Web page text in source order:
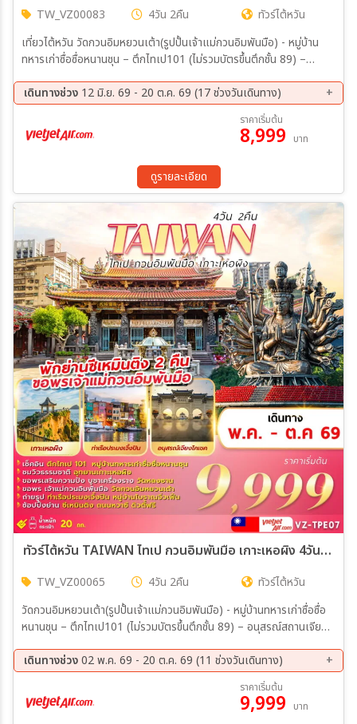
TW_VZ00083 4วัน 2คืน
ทัวร์ไต้หวัน
เที่ยวไต้หวัน วัดกวนอิมหยวนเต้า(รูปปั้นเจ้าแม่กวนอิมพันมือ) - หมู่บ้าน
ทหารเก่าซื่อซื่อหนานชุน – ตึกไทเป101 (ไม่รวมบัตรขึ้นตึกชั้น 89) –
หมู่บ้านโบราณจิ่วเฟิน - อุทยานเกาะเหอผิง(รวมค่าเข้าชม) - หมู่บ้านประมง
เจิ้งปิน – ซีเหมินติง
เดินทางช่วง 12 มิ.ย. 69 - 20 ต.ค. 69 (17 ช่วงวันเดินทาง)
13 ส.ค. 69 - 16 ส.ค. 69
20 ส.ค. 69 - 23 ส.ค. 69
21 ส.ค. 69 - 24 ส.ค. 69
04 ก.ย. 69 - 07 ก.ย. 69
11 ก.ย. 69 - 14 ก.ย. 69
18 ก.ย. 69 - 21 ก.ย. 69
26 ก.ย. 69 - 29 ก.ย. 69
01 ต.ค. 69 - 04 ต.ค. 69
09 ต.ค. 69 - 12 ต.ค. 69
10 ต.ค. 69 - 13 ต.ค. 69
15 ต.ค. 69 - 18 ต.ค. 69
17 ต.ค. 69 - 20 ต.ค. 69
ราคาเริ่มต้น
8,999 บาท
ดูรายละเอียด
ทัวร์ไต้หวัน TAIWAN ไทเป กวนอิมพันมือ เกาะเหอผิง 4วัน 2คืน (VZ)
TW_VZ00065 4วัน 2คืน
ทัวร์ไต้หวัน
วัดกวนอิมหยวนเต้า(รูปปั้นเจ้าแม่กวนอิมพันมือ) - หมู่บ้านทหารเก่าซื่อซื่อ
หนานชุน – ตึกไทเป101 (ไม่รวมบัตรขึ้นตึกชั้น 89) – อนุสรณ์สถานเจียง
เฟิน - อุทยานเกาะเหอผิง(รวมค่าเข้าชม) - หมู่บ้านประมงเจิ้งปิน – ซีเหมิน
ติง - ร้านสร้อยสุขภาพ GERMANIUM – DUTY FREE - วัดหลงซาน –
ถนนหวาซี – MITSUI OUTLET
เดินทางช่วง02 พ.ค. 69 - 20 ต.ค. 69 (11 ช่วงวันเดินทาง)
20 ส.ค. 69 - 23 ส.ค. 69
29 ส.ค. 69 - 01 ก.ย. 69
04 ก.ย. 69 - 07 ก.ย. 69
18 ก.ย. 69 - 21 ก.ย. 69
ราคาเริ่มต้น
9,999 บาท